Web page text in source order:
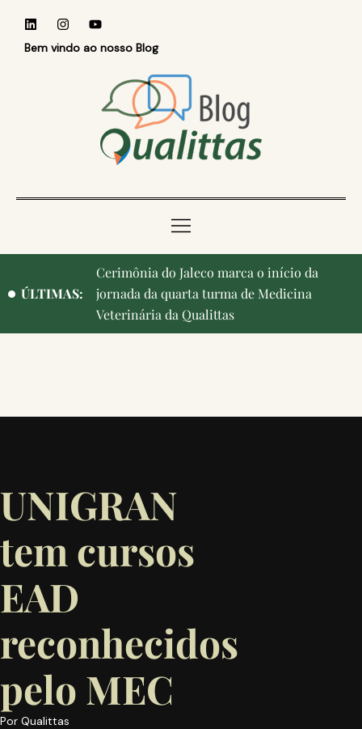
Bem vindo ao nosso Blog
ÚLTIMAS:
Qualittas, Portas Abertas! e aniversário de
Campinas, cidade onde nasceu a instituição,
ganham destaque na imprensa
UNIGRAN
tem cursos
EAD
reconhecidos
pelo MEC
Por Qualittas